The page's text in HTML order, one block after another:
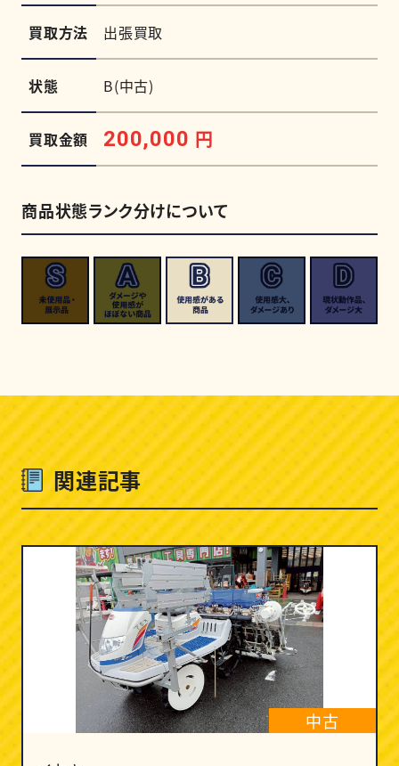
買取方法 出張買取
状態 B(中古)
買取金額 200,000 円
商品状態ランク分けについて
関連記事
中古